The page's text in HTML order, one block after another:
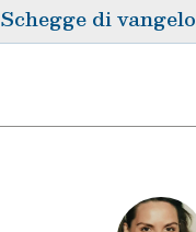
Schegge di vangelo